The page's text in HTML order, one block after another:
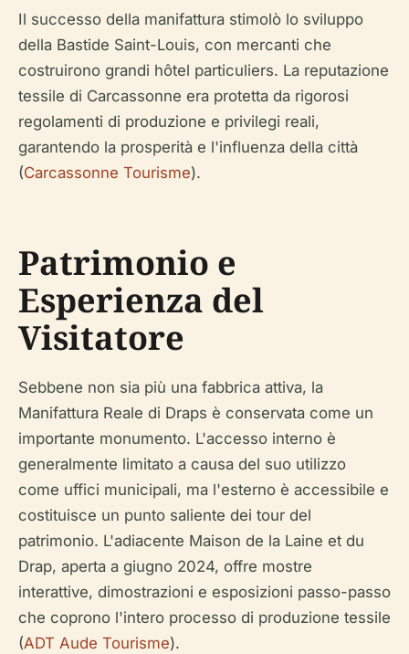
Il successo della manifattura stimolò lo sviluppo
della Bastide Saint-Louis, con mercanti che
costruirono grandi hôtel particuliers. La reputazione
tessile di Carcassonne era protetta da rigorosi
regolamenti di produzione e privilegi reali,
garantendo la prosperità e l'influenza della città
(Carcassonne Tourisme).
Patrimonio e
Esperienza del
Visitatore
Sebbene non sia più una fabbrica attiva, la
Manifattura Reale di Draps è conservata come un
importante monumento. L'accesso interno è
generalmente limitato a causa del suo utilizzo
come uffici municipali, ma l'esterno è accessibile e
costituisce un punto saliente dei tour del
patrimonio. L'adiacente Maison de la Laine et du
Drap, aperta a giugno 2024, offre mostre
interattive, dimostrazioni e esposizioni passo-passo
che coprono l'intero processo di produzione tessile
(ADT Aude Tourisme).